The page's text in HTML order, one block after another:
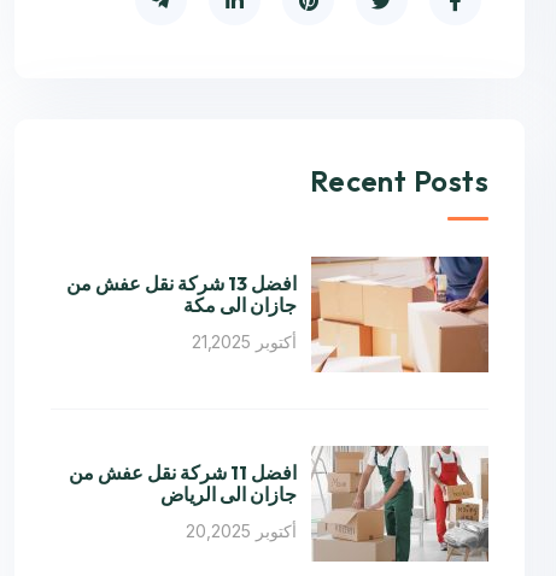
Recent Posts
افضل 13 شركة نقل عفش من
جازان الى مكة
أكتوبر 21,2025
افضل 11 شركة نقل عفش من
جازان الى الرياض
أكتوبر 20,2025